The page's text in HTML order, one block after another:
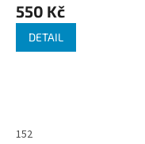
550 Kč
DETAIL
152